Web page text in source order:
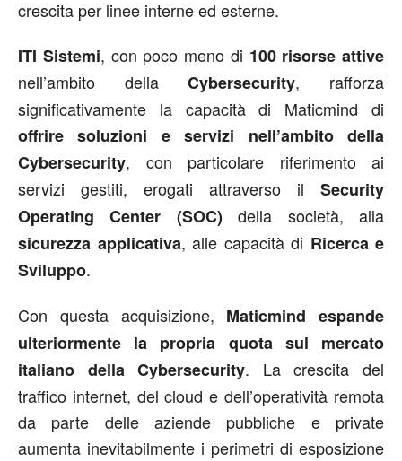
crescita per linee interne ed esterne.
ITI Sistemi, con poco meno di 100 risorse attive
nell’ambito dellaCybersecurity, rafforza
significativamente la capacità di Maticmind di
offrire soluzioni e servizi nell’ambito della
Cybersecurity, con particolare riferimento ai
servizi gestiti, erogati attraverso il Security
Operating Center (SOC) della società, alla
sicurezza applicativa, alle capacità di Ricerca e
Sviluppo.
Con questa acquisizione, Maticmind espande
ulteriormente la propria quota sul mercato
italiano della Cybersecurity. La crescita del
traffico internet, del cloud e dell’operatività remota
da parte delle aziende pubbliche e private
aumenta inevitabilmente i perimetri di esposizione